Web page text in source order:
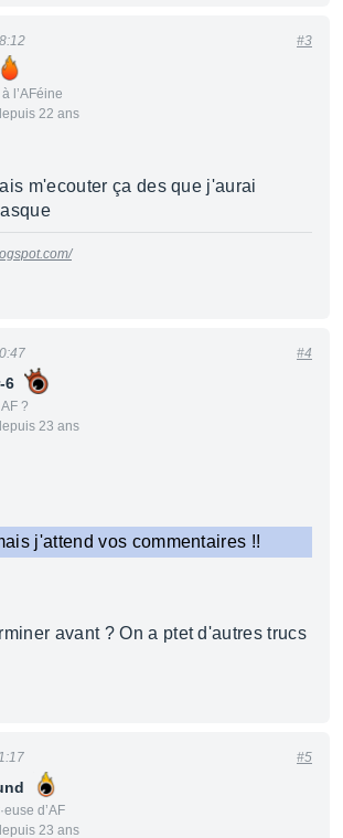
l’AFéine
22 ans
#3
m'ecouter ça des que j'aurai
6
?
23 ans
#4
j'attend vos commentaires !!
avant ? On a ptet d'autres trucs
d’AF
23 ans
#5